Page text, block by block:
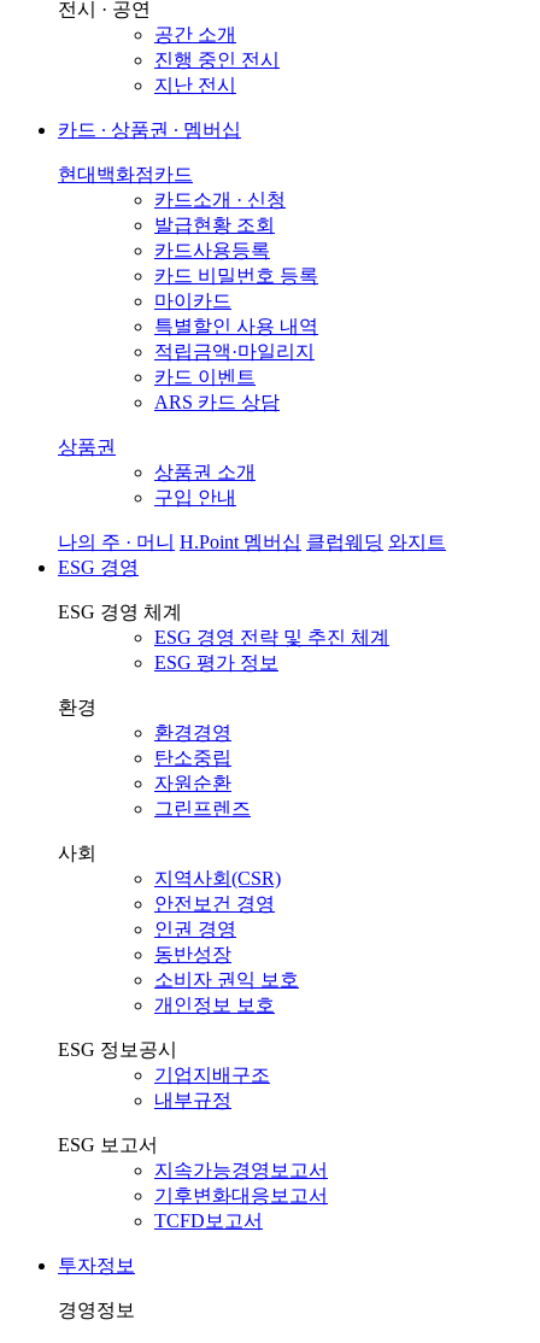
전시 · 공연
공간 소개
진행 중인 전시
지난 전시
카드 ∙ 상품권 ∙ 멤버십
현대백화점카드
카드소개 · 신청
발급현황 조회
카드사용등록
카드 비밀번호 등록
마이카드
특별할인 사용 내역
적립금액·마일리지
카드 이벤트
ARS 카드 상담
상품권
상품권 소개
구입 안내
나의 주 · 머니 H.Point 멤버십 클럽웨딩 와지트
ESG 경영
ESG 경영 체계
ESG 경영 전략 및 추진 체계
ESG 평가 정보
환경
환경경영
탄소중립
자원순환
그린프렌즈
사회
지역사회(CSR)
안전보건 경영
인권 경영
동반성장
소비자 권익 보호
개인정보 보호
ESG 정보공시
기업지배구조
내부규정
ESG 보고서
지속가능경영보고서
기후변화대응보고서
TCFD보고서
투자정보
경영정보